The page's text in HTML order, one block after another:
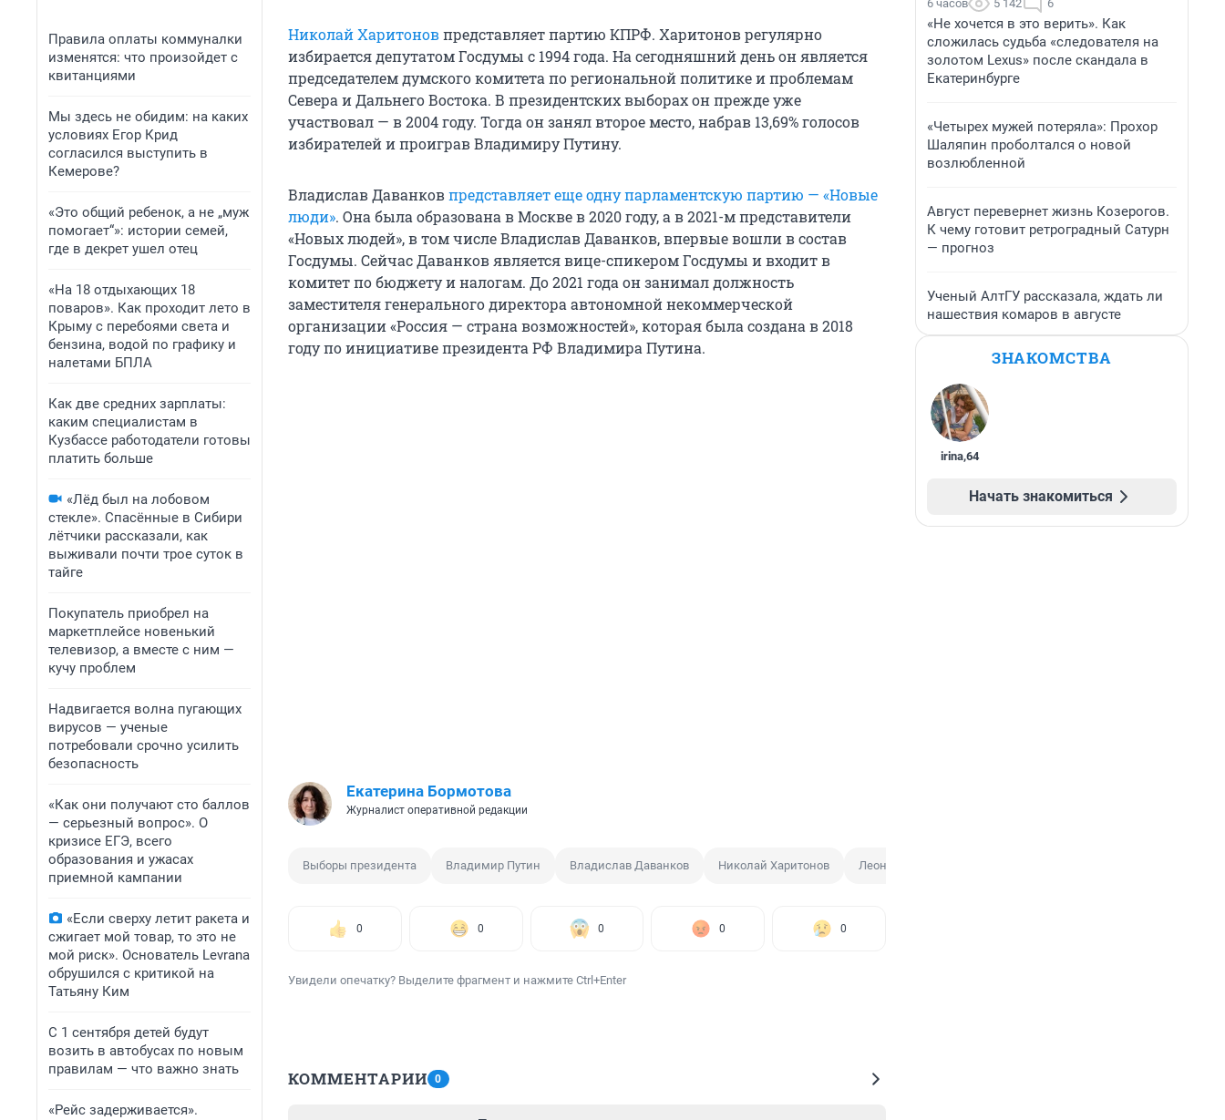
Правила оплаты коммуналки
изменятся: что произойдет с
квитанциями
Мы здесь не обидим: на каких
условиях Егор Крид
согласился выступить в
Кемерове?
«Это общий ребенок, а не „муж
помогает“»: истории семей,
где в декрет ушел отец
«На 18 отдыхающих 18
поваров». Как проходит лето в
Крыму с перебоями света и
бензина, водой по графику и
налетами БПЛА
Как две средних зарплаты:
каким специалистам в
Кузбассе работодатели готовы
платить больше
«Лёд был на лобовом
стекле». Спасённые в Сибири
лётчики рассказали, как
выживали почти трое суток в
тайге
Покупатель приобрел на
маркетплейсе новенький
телевизор, а вместе с ним —
кучу проблем
Надвигается волна пугающих
вирусов — ученые
потребовали срочно усилить
безопасность
«Как они получают сто баллов
— серьезный вопрос». О
кризисе ЕГЭ, всего
образования и ужасах
приемной кампании
«Если сверху летит ракета и
сжигает мой товар, то это не
мой риск». Основатель Levrana
обрушился с критикой на
Татьяну Ким
С 1 сентября детей будут
возить в автобусах по новым
правилам — что важно знать
«Рейс задерживается».
Николай Харитоновпредставляет партию КПРФ. Харитонов регулярно
избирается депутатом Госдумы с 1994 года. На сегодняшний день он является
председателем думского комитета по региональной политике и проблемам
Севера и Дальнего Востока. В президентских выборах он прежде уже
участвовал — в 2004 году. Тогда он занял второе место, набрав 13,69% голосов
избирателей и проиграв Владимиру Путину.
Владислав Даванковпредставляет еще одну парламентскую партию — «Новые
люди». Она была образована в Москве в 2020 году, а в 2021-м представители
«Новых людей», в том числе Владислав Даванков, впервые вошли в состав
Госдумы. Сейчас Даванков является вице-спикером Госдумы и входит в
комитет по бюджету и налогам. До 2021 года он занимал должность
заместителя генерального директора автономной некоммерческой
организации «Россия — страна возможностей», которая была создана в 2018
году по инициативе президента РФ Владимира Путина.
Екатерина Бормотова
Журналист оперативной редакции
Выборы президента Владимир Путин Владислав Даванков Николай Харитонов Леонид Слуцкий
0 0 0 0 0
Увидели опечатку? Выделите фрагмент и нажмите Ctrl+Enter
КОММЕНТАРИИ 0
6 часов 5 142 6
«Не хочется в это верить». Как
сложилась судьба «следователя на
золотом Lexus» после скандала в
Екатеринбурге
«Четырех мужей потеряла»: Прохор
Шаляпин проболтался о новой
возлюбленной
Август перевернет жизнь Козерогов.
К чему готовит ретроградный Сатурн
— прогноз
Ученый АлтГУ рассказала, ждать ли
нашествия комаров в августе
ЗНАКОМСТВА
irina,64
Начать знакомиться